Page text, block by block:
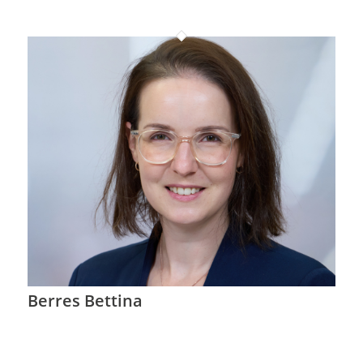
Berres Bettina